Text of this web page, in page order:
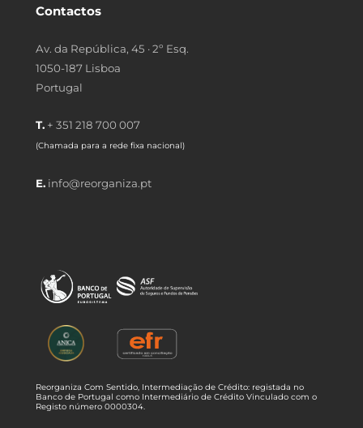
Contactos
Av. da República, 45 · 2º Esq.
1050-187 Lisboa
Portugal
T. + 351 218 700 007
(Chamada para a rede fixa nacional)
E. info@reorganiza.pt
Reorganiza Com Sentido, Intermediação de Crédito: registada no
Banco de Portugal como Intermediário de Crédito Vinculado com o
Registo número 0000304.